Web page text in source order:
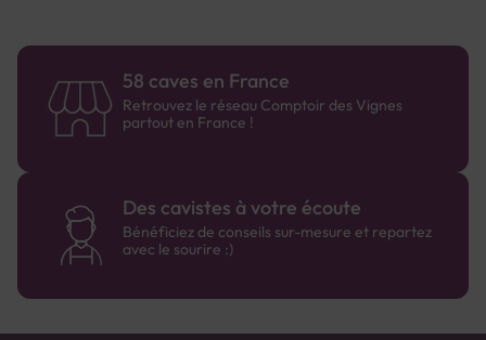
58 caves en France
Retrouvez le réseau Comptoir des Vignes
partout en France !
Des cavistes à votre écoute
Bénéficiez de conseils sur-mesure et repartez
avec le sourire :)